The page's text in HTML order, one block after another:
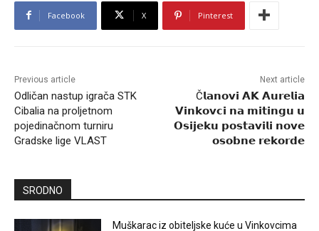
Facebook X Pinterest
Previous article
Odličan nastup igrača STK
Cibalia na proljetnom
pojedinačnom turniru
Gradske lige VLAST
Next article
Č𝗹𝗮𝗻𝗼𝘃𝗶 𝗔𝗞 𝗔𝘂𝗿𝗲𝗹𝗶𝗮
𝗩𝗶𝗻𝗸𝗼𝘃𝗰𝗶 𝗻𝗮 𝗺𝗶𝘁𝗶𝗻𝗴𝘂 𝘂
𝗢𝘀𝗶𝗷𝗲𝗸𝘂 𝗽𝗼𝘀𝘁𝗮𝘃𝗶𝗹𝗶 𝗻𝗼𝘃𝗲
𝗼𝘀𝗼𝗯𝗻𝗲 𝗿𝗲𝗸𝗼𝗿𝗱𝗲
SRODNO
Muškarac iz obiteljske kuće u Vinkovcima